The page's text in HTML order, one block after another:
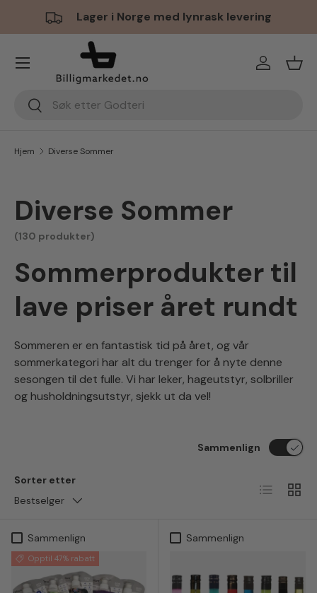
Hopp til innhold
Lager i Norge med lynrask levering
Søk
Søk
Logg inn
Meny
Hjem Diverse Sommer
Diverse Sommer
(130 produkter)
Sommerprodukter til
lave priser året rundt
Sommeren er en fantastisk tid på året, og vår
sommerkategori har alt du trenger for å nyte denne
sesongen til det fulle. Vi har leker, hageutstyr, solbriller
og husholdningsutstyr, sjekk ut da vel!
Sorter etter
Bestselger
Sammenlign
Liste
Sammenlign
Opptil 47% rabatt
Sammenlign